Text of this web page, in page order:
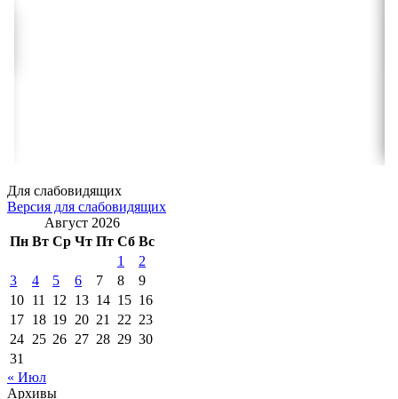
Для слабовидящих
Версия для слабовидящих
Август 2026
Пн Вт Ср Чт Пт Сб Вс
1
2
3
4 5 6 7 8
9
10 11 12 13 14 15 16
17 18 19 20 21 22 23
24 25 26 27 28 29 30
31
« Июл
Архивы